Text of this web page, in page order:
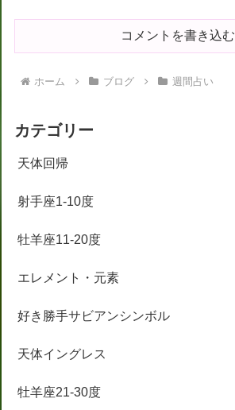
コメントを書き込む
ホーム ブログ 週間占い
カテゴリー
天体回帰
射手座1-10度
牡羊座11-20度
エレメント・元素
好き勝手サビアンシンボル
天体イングレス
牡羊座21-30度